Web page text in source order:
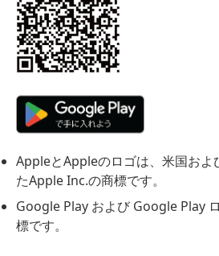
AppleとAppleのロゴは、米国およ
たApple Inc.の商標です。
Google Play および Google Play
標です。